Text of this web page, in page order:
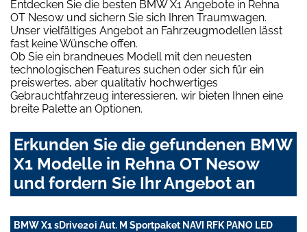
Entdecken Sie die besten BMW X1 Angebote in Rehna
OT Nesow und sichern Sie sich Ihren Traumwagen.
Unser vielfältiges Angebot an Fahrzeugmodellen lässt
fast keine Wünsche offen.
Ob Sie ein brandneues Modell mit den neuesten
technologischen Features suchen oder sich für ein
preiswertes, aber qualitativ hochwertiges
Gebrauchtfahrzeug interessieren, wir bieten Ihnen eine
breite Palette an Optionen.
Erkunden Sie die gefundenen BMW
X1 Modelle in Rehna OT Nesow
und fordern Sie Ihr Angebot an
BMW X1 sDrive20i Aut. M Sportpaket NAVI RFK PANO LED